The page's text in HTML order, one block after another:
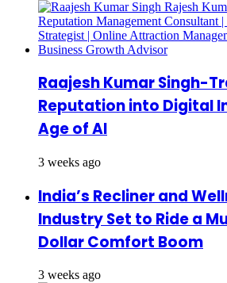
Raajesh Kumar Singh-
Reputation into Digital
Age of AI
3 weeks ago
India’s Recliner and
Industry Set to Ride a
Dollar Comfort Boom
3 weeks ago